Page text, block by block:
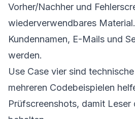
Vorher/Nachher und
wiederverwendbares
Kundennamen, E-Mails und
werden.
Use Case vier sind
mehreren Codebeispielen
Prüfscreenshots, damit Leser